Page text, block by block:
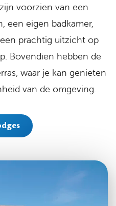
voorzien van een
een eigen badkamer,
prachtig uitzicht op
Bovendien hebben de
waar je kan genieten
van de omgeving.